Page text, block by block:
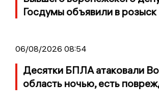
Госдумы объявили в розыск
06/08/2026 08:54
Десятки БПЛА атаковали
область ночью, есть